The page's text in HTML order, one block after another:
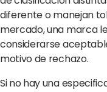
diferente o manejan
mercado, una marca
considerarse
motivo de rechazo.
Si no hay una